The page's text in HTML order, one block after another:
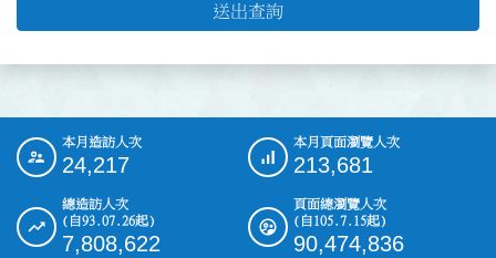
送出查詢
::: 本月造訪人次
24,217
本月頁面瀏覽人次
213,681
總造訪人次
(自93.07.26起)
7,808,622
頁面總瀏覽人次
(自105.7.15起)
90,474,836